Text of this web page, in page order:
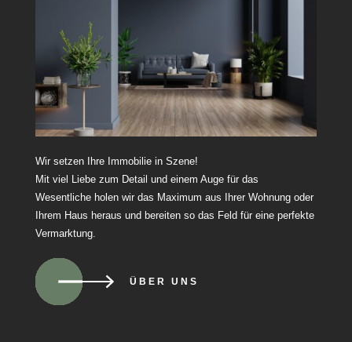
Wir setzen Ihre Immobilie in Szene!
Mit viel Liebe zum Detail und einem Auge für das
Wesentliche holen wir das Maximum aus Ihrer Wohnung oder
Ihrem Haus heraus und bereiten so das Feld für eine perfekte
Vermarktung.
ÜBER UNS